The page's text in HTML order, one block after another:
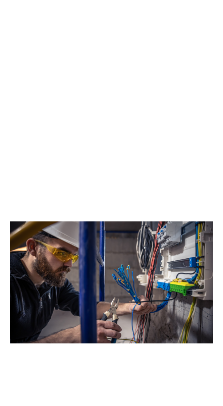
Service Bricoleur Electricien
Dépannage électricité
Service Electricien